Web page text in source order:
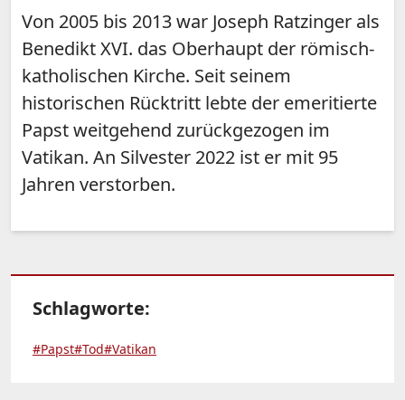
Von 2005 bis 2013 war Joseph Ratzinger als
Benedikt XVI. das Oberhaupt der römisch-
katholischen Kirche. Seit seinem
historischen Rücktritt lebte der emeritierte
Papst weitgehend zurückgezogen im
Vatikan. An Silvester 2022 ist er mit 95
Jahren verstorben.
Schlagworte:
#Papst#Tod#Vatikan